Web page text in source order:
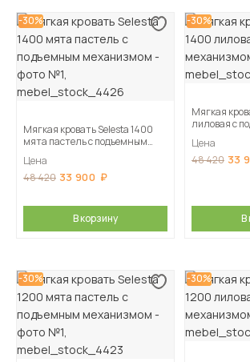
-30%
Мягкая кровать Selesta 1400
мята пастель с подъемным
Цена
48 420 33 900
В корзину
-30%
Мягкая
лиловая с
Цена
48 420 33
В
-30% -30%